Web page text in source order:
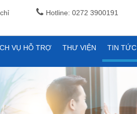
Hotline: 0272 3900191
VỤ HỖ TRỢ THƯ VIỆN TIN TỨC